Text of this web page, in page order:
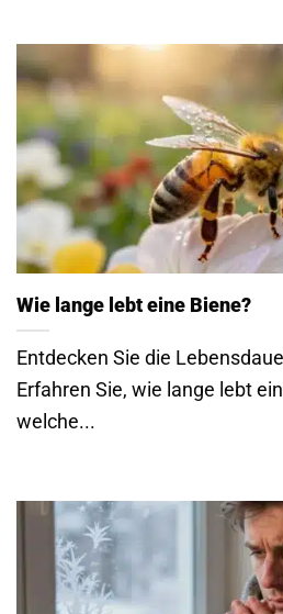
Wie lange lebt eine Biene?
Entdecken Sie die
Erfahren Sie, wie lange lebt
welche...